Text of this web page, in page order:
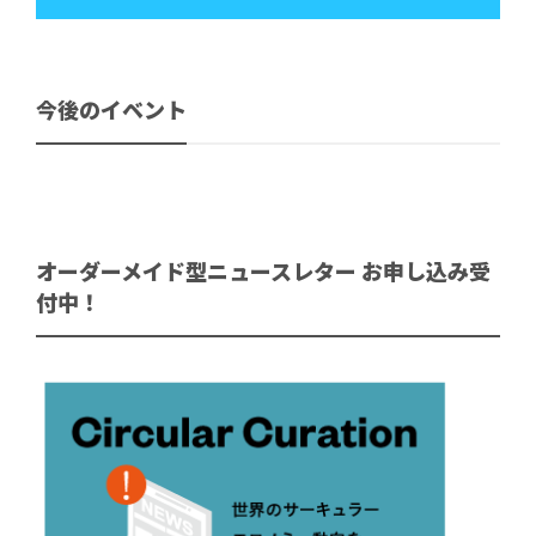
今後のイベント
オーダーメイド型ニュースレター お申し込み受
付中！